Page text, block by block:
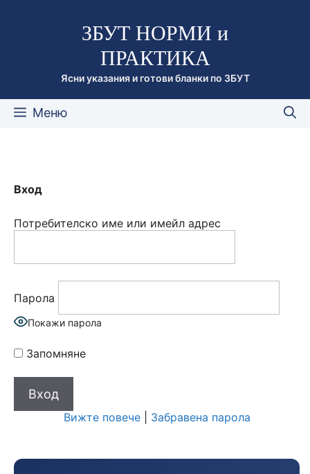
съдържаниетоЗБУТ НОРМИ и
ПРАКТИКА
Ясни указания и готови бланки по ЗБУТ
Меню
Вход
Потребителско име или имейл адрес
Парола
Покажи парола
Запомняне
Вижте повече| Забравена парола